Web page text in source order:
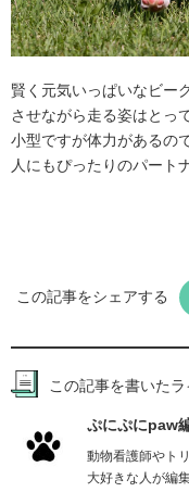
賢く元気いっぱいなビー
させながら走る姿はとっ
小型ですが体力があるの
人にもぴったりのパート
この記事をシェアする
この記事を書いたラ
ぷにぷにpaw
動物看護師やト
大好きな人が編